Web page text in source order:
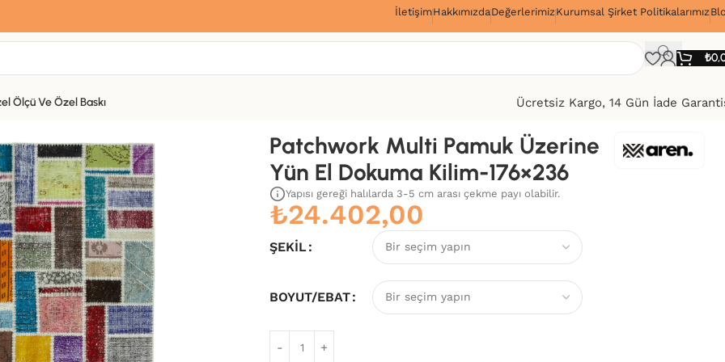
özel hoş geldin hediyemiz var!
Hemen üye ol, ilk siparişinde%10 indirimfırsatını yakala.
İletişimHakkımızdaDeğerlerimizKurumsal Şirket Politikalarımız
₺
Ölçü Ve Özel Baskı
Ücretsiz Kargo, 14 Gün İade
Patchwork Multi Pamuk Üzerine
Yün El Dokuma Kilim-176×236
Yapısı gereği halılarda 3-5 cm arası çekme payı olabilir.
₺24.402,00
ŞEKIL
BOYUT/EBAT